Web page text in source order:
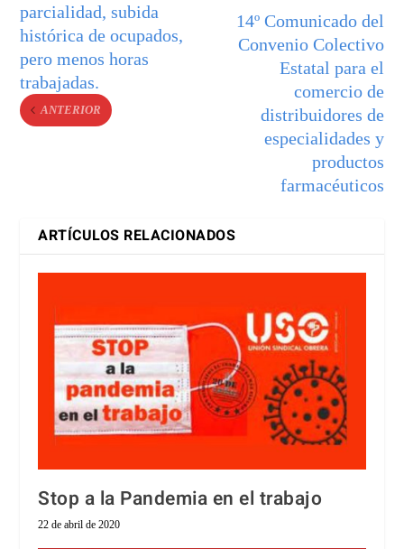
parcialidad, subida
histórica de ocupados,
pero menos horas
trabajadas.
ANTERIOR
14º Comunicado del
Convenio Colectivo
Estatal para el
comercio de
distribuidores de
especialidades y
productos
farmacéuticos
ARTÍCULOS RELACIONADOS
Stop a la Pandemia en el trabajo
22 de abril de 2020